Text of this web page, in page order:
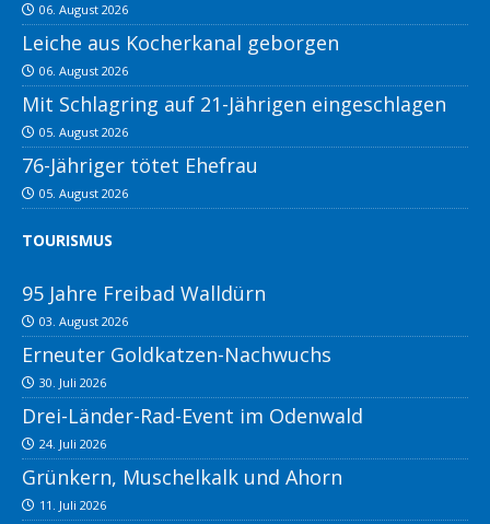
06. August 2026
Leiche aus Kocherkanal geborgen
06. August 2026
Mit Schlagring auf 21-Jährigen eingeschlagen
05. August 2026
76-Jähriger tötet Ehefrau
05. August 2026
TOURISMUS
95 Jahre Freibad Walldürn
03. August 2026
Erneuter Goldkatzen-Nachwuchs
30. Juli 2026
Drei-Länder-Rad-Event im Odenwald
24. Juli 2026
Grünkern, Muschelkalk und Ahorn
11. Juli 2026